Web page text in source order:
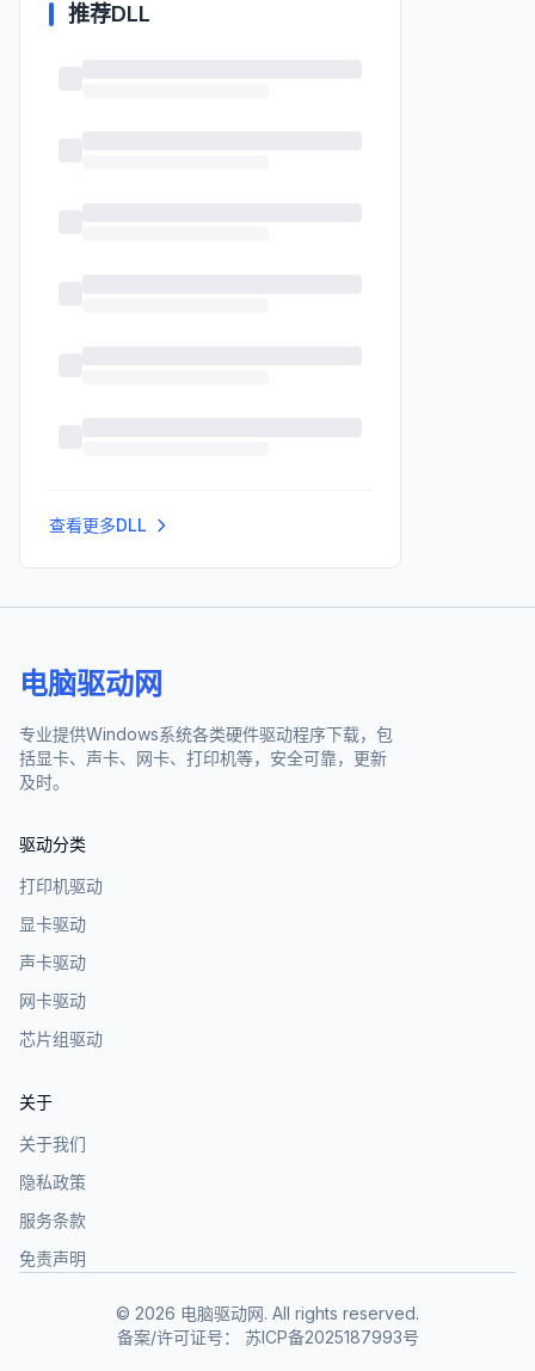
推荐DLL
查看更多DLL
电脑驱动网
专业提供Windows系统各类硬件驱动程序下载，包
括显卡、声卡、网卡、打印机等，安全可靠，更新
及时。
驱动分类
打印机驱动
显卡驱动
声卡驱动
网卡驱动
芯片组驱动
关于
关于我们
隐私政策
服务条款
免责声明
© 2026 电脑驱动网. All rights reserved.
备案/许可证号：
苏ICP备2025187993号